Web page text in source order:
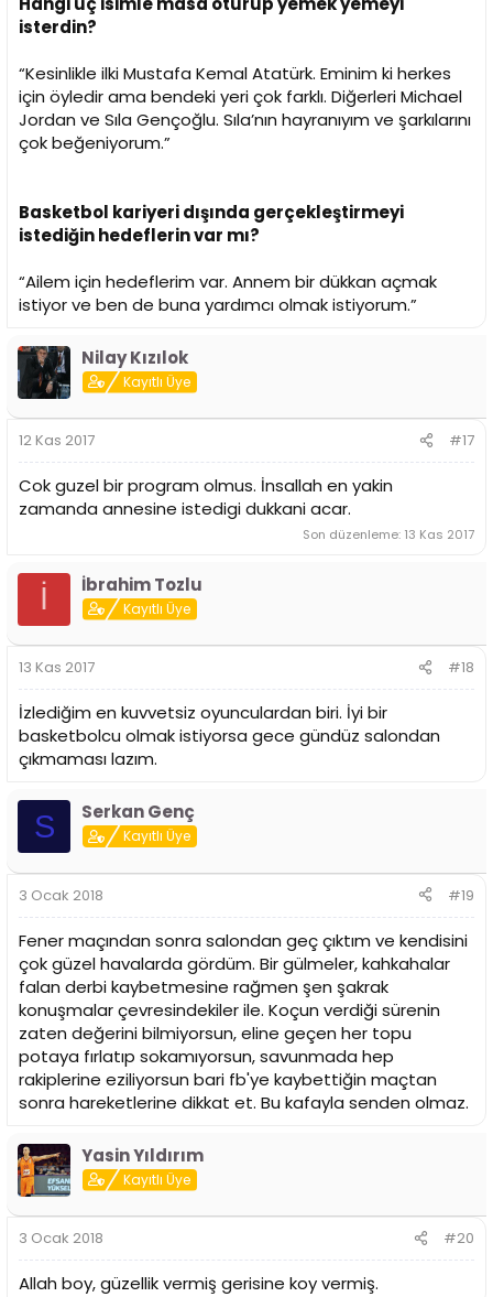
isterdin?
“Kesinlikle ilki Mustafa Kemal Atatürk. Eminim ki herkes
için öyledir ama bendeki yeri çok farklı. Diğerleri Michael
Jordan ve Sıla Gençoğlu. Sıla’nın hayranıyım ve şarkılarını
çok beğeniyorum.”
Basketbol kariyeri dışında gerçekleştirmeyi
istediğin hedeflerin var mı?
“Ailem için hedeflerim var. Annem bir dükkan açmak
istiyor ve ben de buna yardımcı olmak istiyorum.”
Nilay Kızılok
Kayıtlı Üye
12 Kas 2017 #17
Cok guzel bir program olmus. İnsallah en yakin
zamanda annesine istedigi dukkani acar.
Son düzenleme: 13 Kas 2017
İ İbrahim Tozlu
Kayıtlı Üye
13 Kas 2017 #18
İzlediğim en kuvvetsiz oyunculardan biri. İyi bir
basketbolcu olmak istiyorsa gece gündüz salondan
çıkmaması lazım.
S Serkan Genç
Kayıtlı Üye
3 Ocak 2018 #19
Fener maçından sonra salondan geç çıktım ve kendisini
çok güzel havalarda gördüm. Bir gülmeler, kahkahalar
falan derbi kaybetmesine rağmen şen şakrak
konuşmalar çevresindekiler ile. Koçun verdiği sürenin
zaten değerini bilmiyorsun, eline geçen her topu
potaya fırlatıp sokamıyorsun, savunmada hep
rakiplerine eziliyorsun bari fb'ye kaybettiğin maçtan
sonra hareketlerine dikkat et. Bu kafayla senden olmaz.
Yasin Yıldırım
Kayıtlı Üye
3 Ocak 2018 #20
Allah boy, güzellik vermiş gerisine koy vermiş.